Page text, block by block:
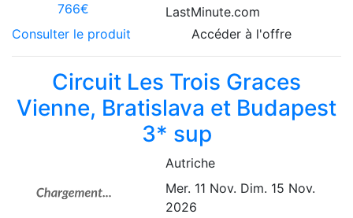
766€
LastMinute.com
Consulter le produit
Accéder à l'offre
Circuit Les Trois Graces
Vienne, Bratislava et Budapest
3* sup
Autriche
Mer. 11 Nov. Dim. 15 Nov.
2026